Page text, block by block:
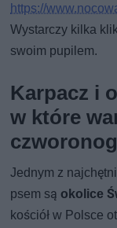
https://
Wystarczy kilka
swoim pupilem.
Karpacz i
w które
Jednym z
psem są okolice
kościół w Polsce